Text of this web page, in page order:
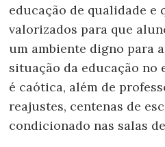
educação de qualidade e
valorizados para que
um ambiente digno para
situação da educação no
é caótica, além de
reajustes, centenas de
condicionado nas salas